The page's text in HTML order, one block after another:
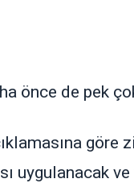
önce de pek
göre
uygulanacak